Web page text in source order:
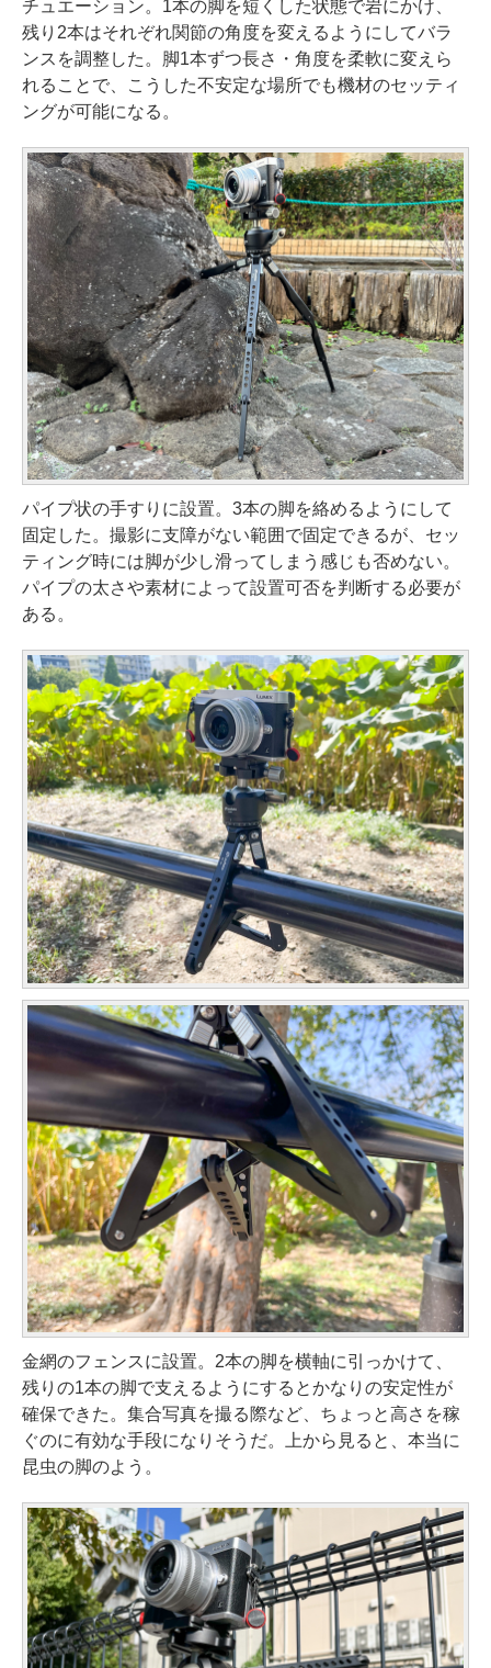
チュエーション。1本の脚を短くした状態で岩にかけ、
残り2本はそれぞれ関節の角度を変えるようにしてバラ
ンスを調整した。脚1本ずつ長さ・角度を柔軟に変えら
れることで、こうした不安定な場所でも機材のセッティ
ングが可能になる。
パイプ状の手すりに設置。3本の脚を絡めるようにして
固定した。撮影に支障がない範囲で固定できるが、セッ
ティング時には脚が少し滑ってしまう感じも否めない。
パイプの太さや素材によって設置可否を判断する必要が
ある。
金網のフェンスに設置。2本の脚を横軸に引っかけて、
残りの1本の脚で支えるようにするとかなりの安定性が
確保できた。集合写真を撮る際など、ちょっと高さを稼
ぐのに有効な手段になりそうだ。上から見ると、本当に
昆虫の脚のよう。